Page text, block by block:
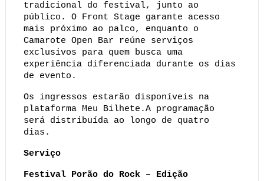
tradicional do festival, junto ao
público. O Front Stage garante acesso
mais próximo ao palco, enquanto o
Camarote Open Bar reúne serviços
exclusivos para quem busca uma
experiência diferenciada durante os dias
de evento.
Os ingressos estarão disponíveis na
plataforma Meu Bilhete.A programação
será distribuída ao longo de quatro
dias.
Serviço
Festival Porão do Rock – Edição